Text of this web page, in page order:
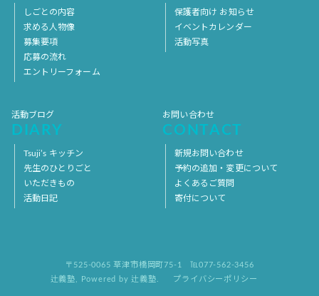
しごとの内容
求める人物像
募集要項
応募の流れ
エントリーフォーム
保護者向け お知らせ
イベントカレンダー
活動写真
活動ブログ
DIARY
Tsuji’s キッチン
先生のひとりごと
いただきもの
活動日記
お問い合わせ
CONTACT
新規お問い合わせ
予約の追加・変更について
よくあるご質問
寄付について
〒525-0065 草津市橋岡町75-1
℡077-562-3456
辻義塾
Powered by 辻義塾. プライバシーポリシー